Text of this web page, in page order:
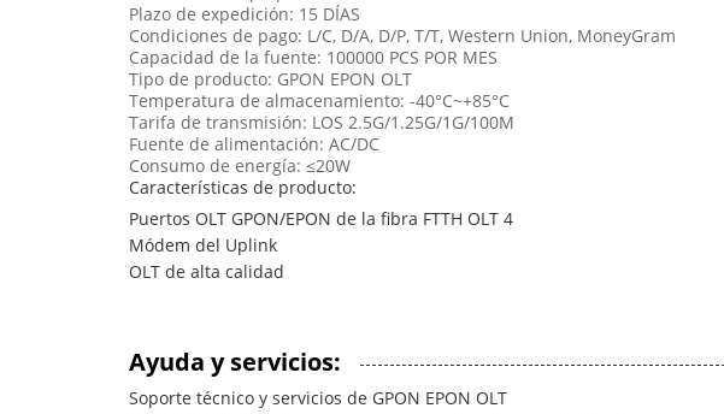
Plazo de expedición: 15 DÍAS
Condiciones de pago: L/C, D/A, D/P, T/T, Western Union, MoneyGram
Capacidad de la fuente: 100000 PCS POR MES
Tipo de producto: GPON EPON OLT
Temperatura de almacenamiento: -40°C~+85°C
Tarifa de transmisión: LOS 2.5G/1.25G/1G/100M
Fuente de alimentación: AC/DC
Consumo de energía: ≤20W
Características de producto:
Puertos OLT GPON/EPON de la fibra FTTH OLT 4
Módem del Uplink
OLT de alta calidad
Ayuda y servicios:
Soporte técnico y servicios de GPON EPON OLT